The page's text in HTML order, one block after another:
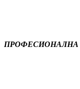
ПРОФЕСИОНАЛНА